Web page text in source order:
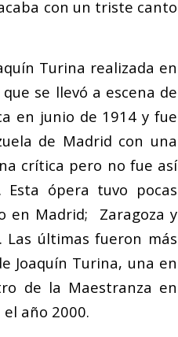
con un triste canto
Turina realizada en
se llevó a escena de
en junio de 1914 y fue
de Madrid con una
crítica pero no fue así
ópera tuvo pocas
en Madrid; Zaragoza y
Las últimas fueron más
Joaquín Turina, una en
de la Maestranza en
año 2000.